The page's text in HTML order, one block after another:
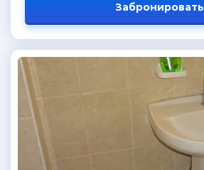
Забронировать